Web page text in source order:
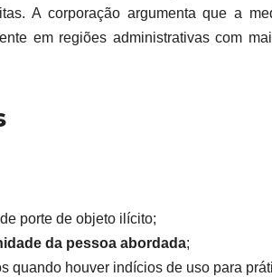
A corporação argumenta que a
em regiões administrativas com
de porte de objeto ilícito;
da pessoa abordada;
quando houver indícios de uso para